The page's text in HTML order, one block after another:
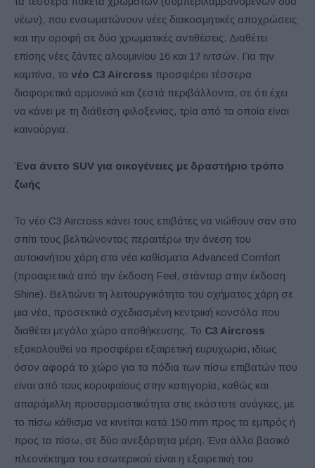
νέων), που ενσωματώνουν νέες διακοσμητικές αποχρώσεις
και την οροφή σε δύο χρωματικές αντιθέσεις. Διαθέτει
επίσης νέες ζάντες αλουμινίου 16 και 17 ιντσών. Για την
καμπίνα, το νέο C3 Aircross προσφέρει τέσσερα
διαφορετικά αρμονικά και ζεστά περιβάλλοντα, σε ότι έχει
να κάνει με τη διάθεση φιλοξενίας, τρία από τα οποία είναι
καινούργια.
Ένα άνετο SUV για οικογένειες με δραστήριο τρόπο
ζωής
Το νέο C3 Aircross κάνει τους επιβάτες να νιώθουν σαν στο
σπίτι τους βελτιώνοντας περαιτέρω την άνεση του
αυτοκινήτου χάρη στα νέα καθίσματα Advanced Comfort
(προαιρετικά από την έκδοση Feel, στάνταρ στην έκδοση
Shine). Βελτιώνει τη λειτουργικότητα του οχήματος χάρη σε
μια νέα, προσεκτικά σχεδιασμένη κεντρική κονσόλα που
διαθέτει μεγάλο χώρο αποθήκευσης. Το C3 Aircross
εξακολουθεί να προσφέρει εξαιρετική ευρυχωρία, ιδίως
όσον αφορά το χώρο για τα πόδια των πίσω επιβατών που
είναι από τους κορυφαίους στην κατηγορία, καθώς και
απαράμιλλη προσαρμοστικότητα στις εκάστοτε ανάγκες, με
το πίσω κάθισμα να κινείται κατά 150 mm προς τα εμπρός ή
προς τα πίσω, σε δύο ανεξάρτητα μέρη. Ένα άλλο βασικό
πλεονέκτημα του εσωτερικού είναι η εξαιρετική του